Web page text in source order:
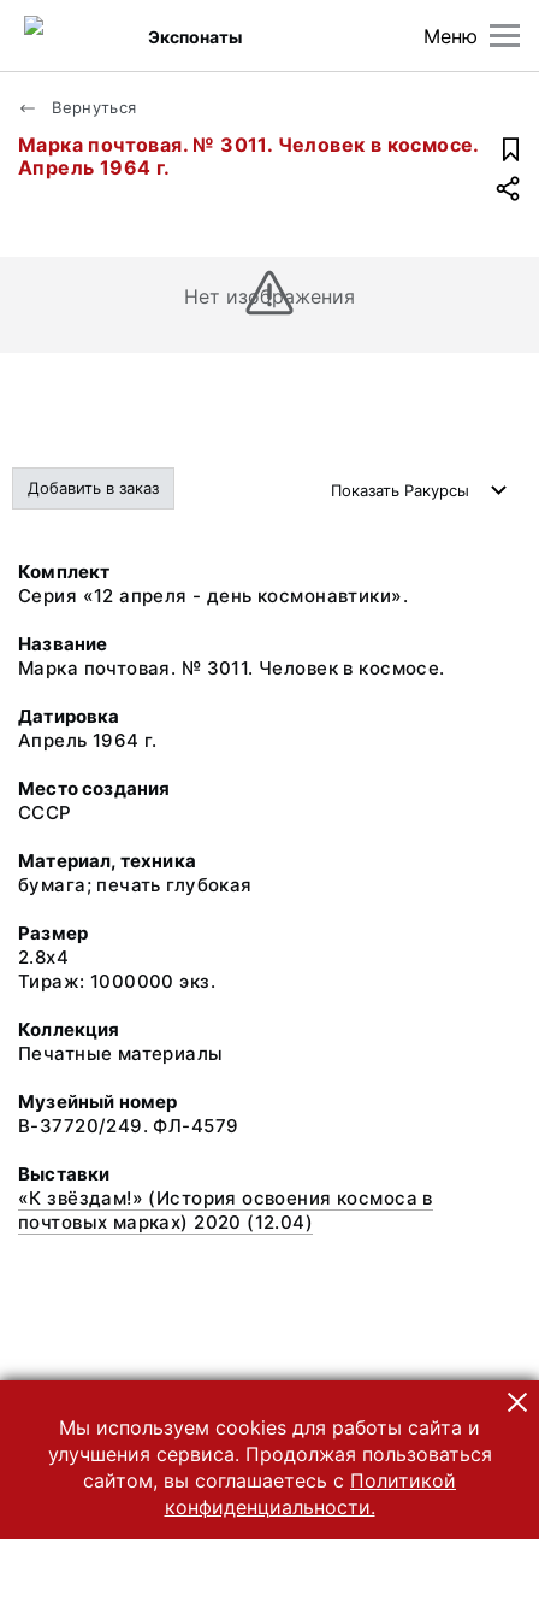
Меню
Экспонаты
Вернуться
Марка почтовая. № 3011. Человек в космосе.
Апрель 1964 г.
Нет изображения
Добавить в заказ Показать Ракурсы
Комплект
Серия «12 апреля - день космонавтики».
Название
Марка почтовая. № 3011. Человек в космосе.
Датировка
Апрель 1964 г.
Место создания
СССР
Материал, техника
бумага; печать глубокая
Размер
2.8x4
Тираж: 1000000 экз.
Коллекция
Печатные материалы
Музейный номер
В-37720/249. ФЛ-4579
Выставки
«К звёздам!» (История освоения космоса в
почтовых марках) 2020 (12.04)
Мы используем cookies для работы сайта и
улучшения сервиса. Продолжая пользоваться
сайтом, вы соглашаетесь с Политикой
конфиденциальности.